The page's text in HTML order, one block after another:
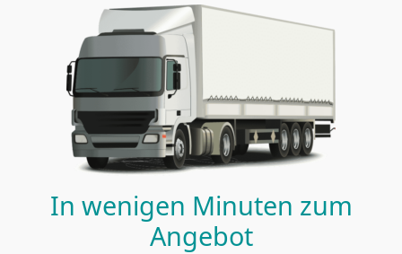
In wenigen Minuten zum
Angebot